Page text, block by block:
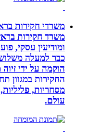
משרדי חקירות בראשון
משרד חקירות בראשון
ומודיעין עסקי, פועלת
כבר למעלה משלושה
הוקמה על ידי זיוה
החקירות במגוון
מסחריות, פליליות,
עולם.